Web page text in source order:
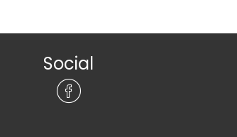
Social